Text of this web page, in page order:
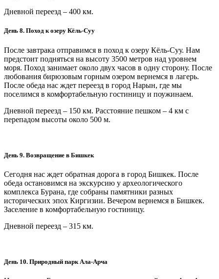
Дневной переезд – 400 км.
День 8. Поход к озеру Кёль-Суу
После завтрака отправимся в поход к озеру Кёль-Суу. Нам
предстоит подняться на высоту 3500 метров над уровнем
моря. Поход занимает около двух часов в одну сторону. После
любования бирюзовым горным озером вернемся в лагерь.
После обеда нас ждет переезд в город Нарын, где мы
поселимся в комфортабельную гостиницу и поужинаем.
Дневной переезд – 150 км. Расстояние пешком – 4 км с
перепадом высоты около 500 м.
День 9. Возвращение в Бишкек
Сегодня нас ждет обратная дорога в город Бишкек. После
обеда остановимся на экскурсию у археологического
комплекса Бурана, где собраны памятники разных
исторических эпох Киргизии. Вечером вернемся в Бишкек.
Заселение в комфортабельную гостиницу.
Дневной переезд – 315 км.
День 10. Природный парк Ала-Арча